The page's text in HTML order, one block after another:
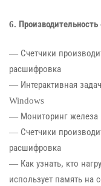
6. Производительность
— Счетчики
расшифровка
— Интерактивная
Windows
— Мониторинг железа
— Счетчики
расшифровка
— Как узнать, кто
использует память на